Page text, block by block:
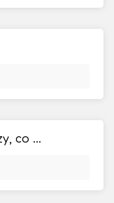
XVII (Co złość zniweczy, co występek zburzy...)